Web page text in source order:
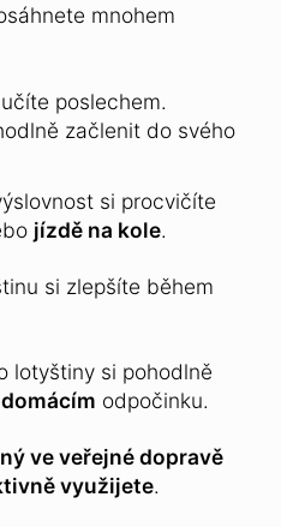
mnohem
poslechem.
začlenit do svého
si procvičíte
jízdě na kole.
si zlepšíte během
lotyštiny si pohodlně
domácím odpočinku.
ve veřejné dopravě
využijete.